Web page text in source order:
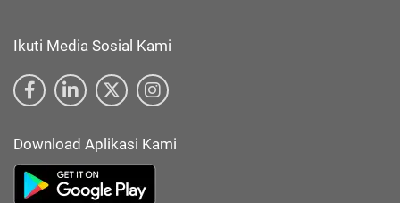
Ikuti Media Sosial Kami
Download Aplikasi Kami